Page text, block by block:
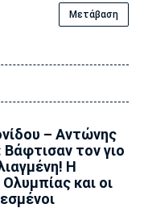
Μετάβαση
– Αντώνης
τον γιο
Η
και οι